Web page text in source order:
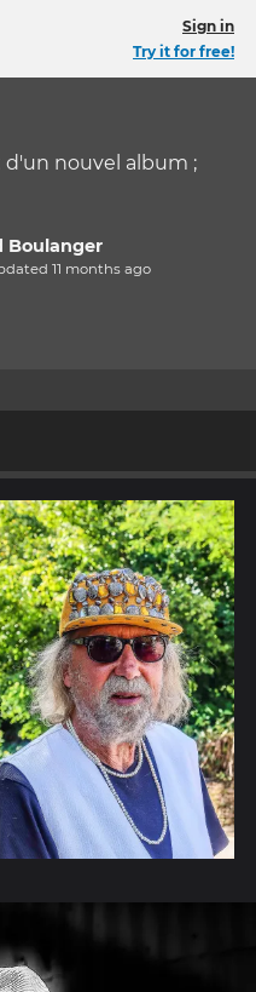
Sign in
Try it for free!
d'un nouvel album ;
Boulanger
11 months ago